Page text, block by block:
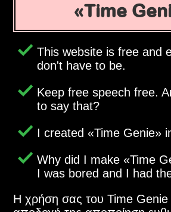
Time
This website is free and
don't have to be.
Keep free speech free.
to say that?
I created Time Genie
Why did I make Time
I was bored and I had
Η χρήση σας του Time Genie